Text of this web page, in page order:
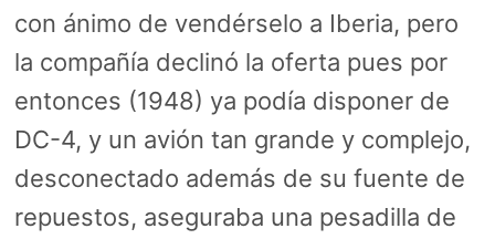
con ánimo de vendérselo a Iberia, pero
la compañía declinó la oferta pues por
entonces (1948) ya podía disponer de
DC-4, y un avión tan grande y complejo,
desconectado además de su fuente de
repuestos, aseguraba una pesadilla de